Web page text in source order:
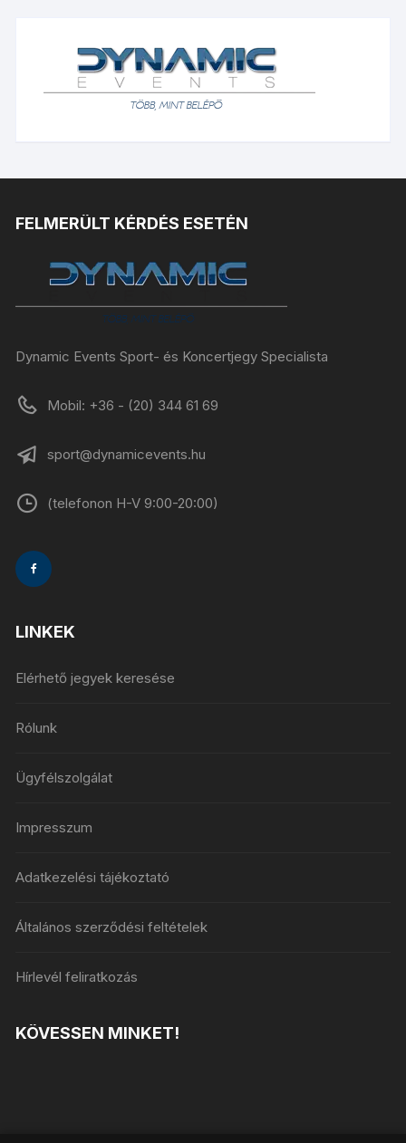
FELMERÜLT KÉRDÉS ESETÉN
Dynamic Events Sport- és Koncertjegy Specialista
Mobil: +36 - (20) 344 61 69
sport@dynamicevents.hu
(telefonon H-V 9:00-20:00)
LINKEK
Elérhető jegyek keresése
Rólunk
Ügyfélszolgálat
Impresszum
Adatkezelési tájékoztató
Általános szerződési feltételek
Hírlevél feliratkozás
KÖVESSEN MINKET!